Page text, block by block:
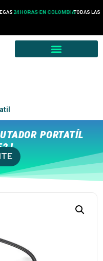
24 HORAS EN COLOMBIATODAS LAS
PORTATÍL